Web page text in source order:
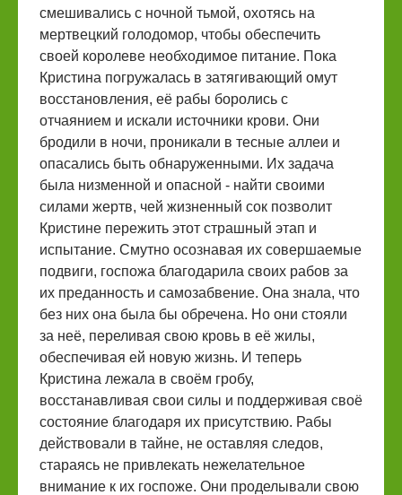
смешивались с ночной тьмой, охотясь на
мертвецкий голодомор, чтобы обеспечить
своей королеве необходимое питание. Пока
Кристина погружалась в затягивающий омут
восстановления, её рабы боролись с
отчаянием и искали источники крови. Они
бродили в ночи, проникали в тесные аллеи и
опасались быть обнаруженными. Их задача
была низменной и опасной - найти своими
силами жертв, чей жизненный сок позволит
Кристине пережить этот страшный этап и
испытание. Смутно осознавая их совершаемые
подвиги, госпожа благодарила своих рабов за
их преданность и самозабвение. Она знала, что
без них она была бы обречена. Но они стояли
за неё, переливая свою кровь в её жилы,
обеспечивая ей новую жизнь. И теперь
Кристина лежала в своём гробу,
восстанавливая свои силы и поддерживая своё
состояние благодаря их присутствию. Рабы
действовали в тайне, не оставляя следов,
стараясь не привлекать нежелательное
внимание к их госпоже. Они проделывали свою